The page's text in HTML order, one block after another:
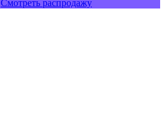
Смотреть распродажу